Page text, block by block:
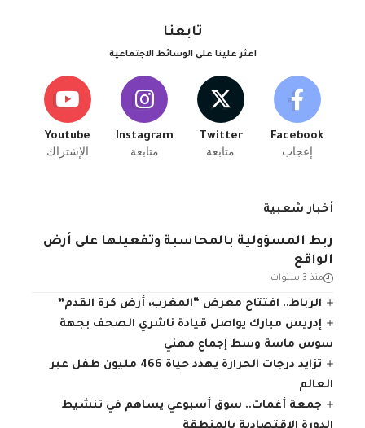
تابعنا
اعثر علينا على الوسائط الاجتماعية
Facebook
إعجاب
Twitter
متابعة
Instagram
متابعة
Youtube
الإشتراك
أخبار شعبية
ربط المسؤولية بالمحاسبة وتفعيلها على أرض
الواقع
منذ 3 سنوات
الرباط.. افتتاح معرض “المغرب، أرض كرة القدم”
إدريس مبارك يواصل قيادة ناشري الصحف بجهة
سوس ماسة وسط إجماع مهني
تزايد درجات الحرارة يهدد حياة 466 مليون طفل عبر
العالم
جمعة أغمات.. سوق أسبوعي يساهم في تنشيط
الدورة الاقتصادية بالمنطقة